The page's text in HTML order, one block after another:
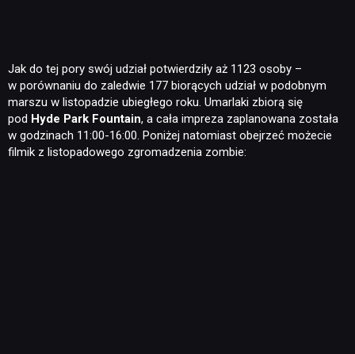
Jak do tej pory swój udział potwierdziły aż 1123 osoby –
w porównaniu do zaledwie 177 biorących udział w podobnym
marszu w listopadzie ubiegłego roku. Umarlaki zbiorą się
pod Hyde Park Fountain, a cała impreza zaplanowana została
w godzinach 11:00-16:00. Poniżej natomiast obejrzeć możecie
filmik z listopadowego zgromadzenia zombie: